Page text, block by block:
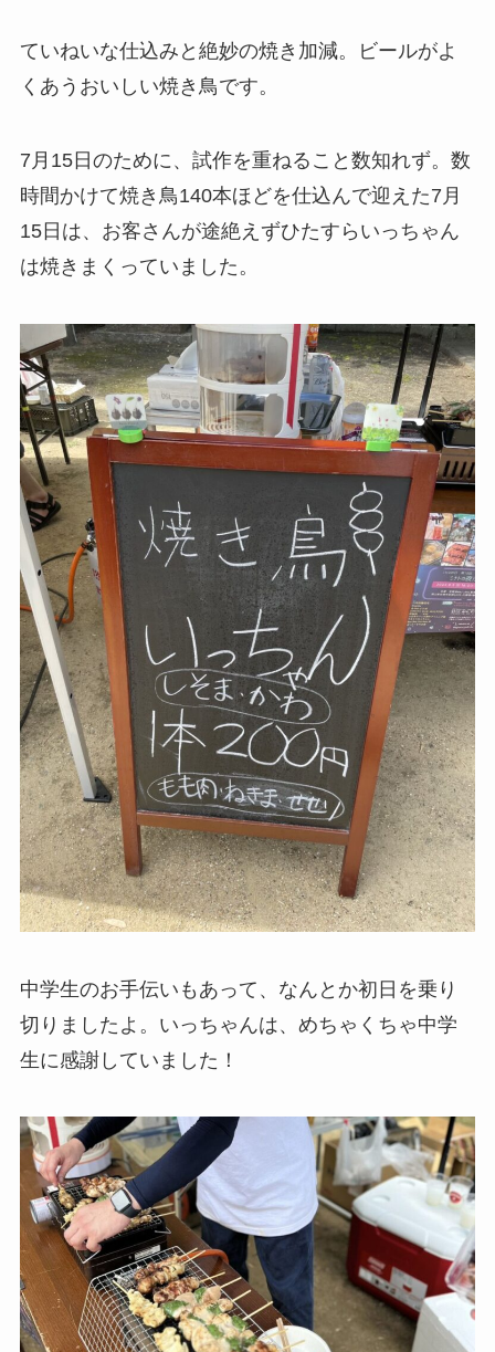
ていねいな仕込みと絶妙の焼き加減。ビールがよ
くあうおいしい焼き鳥です。
7月15日のために、試作を重ねること数知れず。数
時間かけて焼き鳥140本ほどを仕込んで迎えた7月
15日は、お客さんが途絶えずひたすらいっちゃん
は焼きまくっていました。
中学生のお手伝いもあって、なんとか初日を乗り
切りましたよ。いっちゃんは、めちゃくちゃ中学
生に感謝していました！